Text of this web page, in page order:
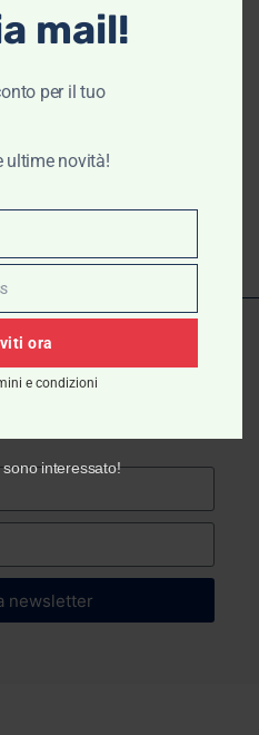
newsletter
mail!
per il tuo
ultime novità!
ora
e condizioni
interessato!